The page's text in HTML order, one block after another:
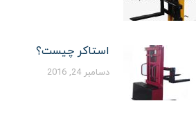
استاکر چیست؟
دسامبر 24, 2016